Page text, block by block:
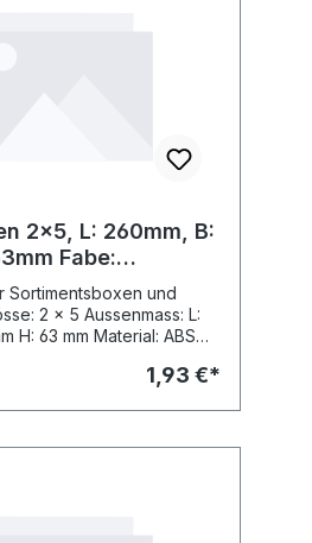
2x5, L: 260mm, B:
Fabe:
Sortimentsboxen und
2 x 5 Aussenmass: L:
H: 63 mm Material: ABS
1,93 €*